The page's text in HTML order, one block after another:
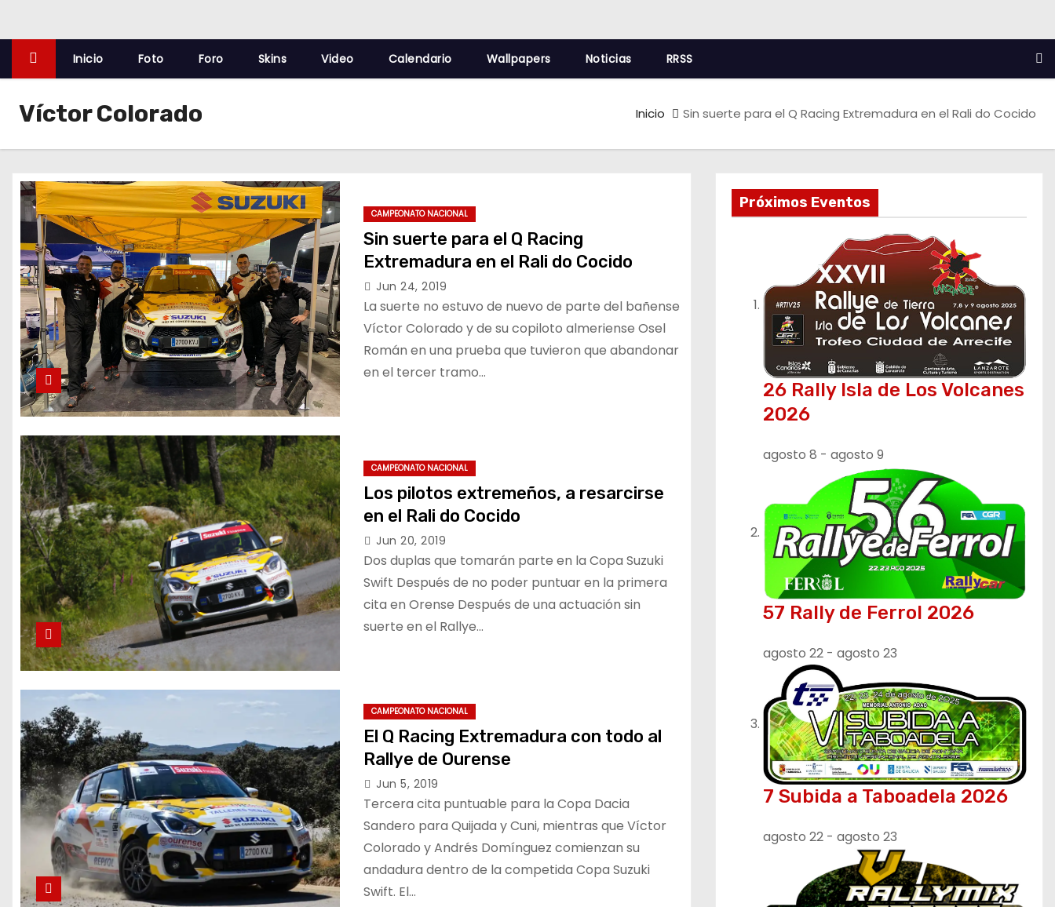
Inicio Foto Foro Skins Video Calendario Wallpapers Noticias RRSS
Víctor Colorado Inicio Sin suerte para el Q Racing Extremadura en el Rali do Cocido
CAMPEONATO NACIONAL
Sin suerte para el Q Racing
Extremadura en el Rali do Cocido
Jun 24, 2019
La suerte no estuvo de nuevo de parte del bañense
Víctor Colorado y de su copiloto almeriense Osel
Román en una prueba que tuvieron que abandonar
en el tercer tramo…
CAMPEONATO NACIONAL
Los pilotos extremeños, a resarcirse
en el Rali do Cocido
Jun 20, 2019
Dos duplas que tomarán parte en la Copa Suzuki
Swift Después de no poder puntuar en la primera
cita en Orense Después de una actuación sin
suerte en el Rallye…
CAMPEONATO NACIONAL
El Q Racing Extremadura con todo al
Rallye de Ourense
Jun 5, 2019
Tercera cita puntuable para la Copa Dacia
Sandero para Quijada y Cuni, mientras que Víctor
Colorado y Andrés Domínguez comienzan su
andadura dentro de la competida Copa Suzuki
Swift. El…
Próximos Eventos
26 Rally Isla de Los Volcanes
2026
agosto 8 - agosto 9
57 Rally de Ferrol 2026
agosto 22 - agosto 23
7 Subida a Taboadela 2026
agosto 22 - agosto 23